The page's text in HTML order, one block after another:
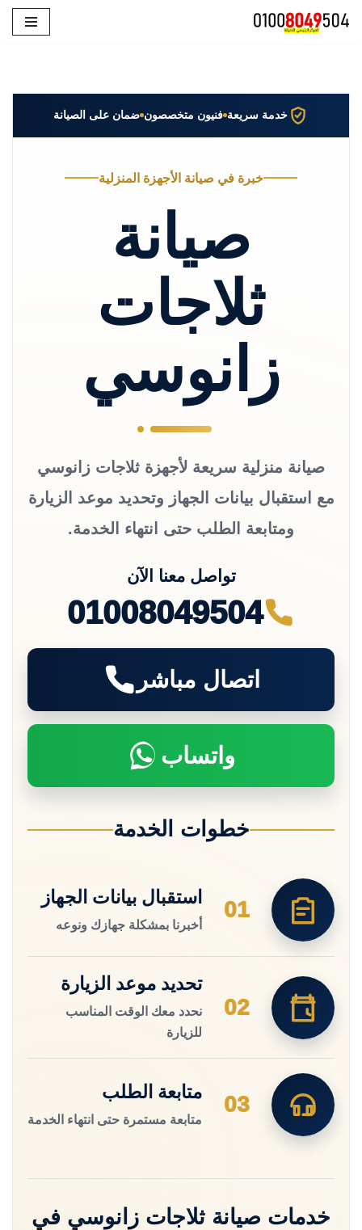
خدمة سريعة فنيون متخصصون ضمان على الصيانة
خبرة في صيانة الأجهزة المنزلية
صيانة
ثلاجات
زانوسي
صيانة منزلية سريعة لأجهزة ثلاجات زانوسي
مع استقبال بيانات الجهاز وتحديد موعد الزيارة
ومتابعة الطلب حتى انتهاء الخدمة.
تواصل معنا الآن
01008049504
اتصال مباشر
واتساب
خطوات الخدمة
01
استقبال بيانات الجهاز
أخبرنا بمشكلة جهازك ونوعه
02
تحديد موعد الزيارة
نحدد معك الوقت المناسب
للزيارة
03
متابعة الطلب
متابعة مستمرة حتى انتهاء الخدمة
خدمات صيانة ثلاجات زانوسي في